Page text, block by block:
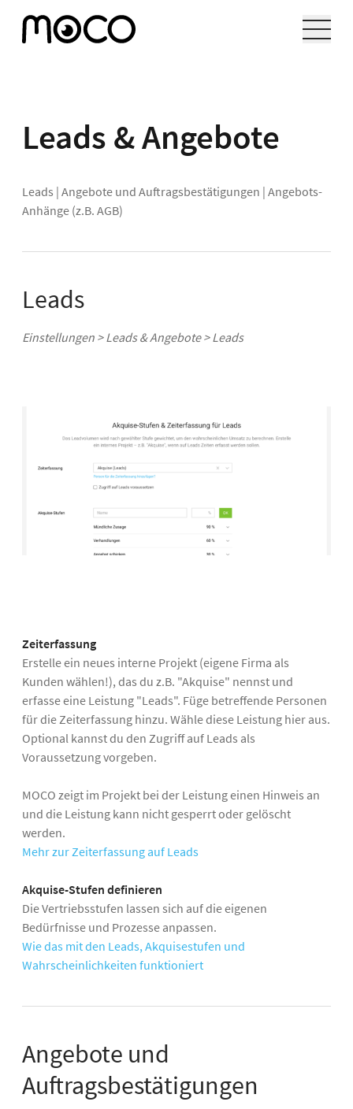
Leads & Angebote
Leads | Angebote und Auftragsbestätigungen | Angebots-
Anhänge (z.B. AGB)
Leads
Einstellungen > Leads & Angebote > Leads
Zeiterfassung
Erstelle ein neues interne Projekt (eigene Firma als
Kunden wählen!), das du z.B. "Akquise" nennst und
erfasse eine Leistung "Leads". Füge betreffende Personen
für die Zeiterfassung hinzu. Wähle diese Leistung hier aus.
Optional kannst du den Zugriff auf Leads als
Voraussetzung vorgeben.
MOCO zeigt im Projekt bei der Leistung einen Hinweis an
und die Leistung kann nicht gesperrt oder gelöscht
werden.
Mehr zur Zeiterfassung auf Leads
Akquise-Stufen definieren
Die Vertriebsstufen lassen sich auf die eigenen
Bedürfnisse und Prozesse anpassen.
Wie das mit den Leads, Akquisestufen und
Wahrscheinlichkeiten funktioniert
Angebote und
Auftragsbestätigungen